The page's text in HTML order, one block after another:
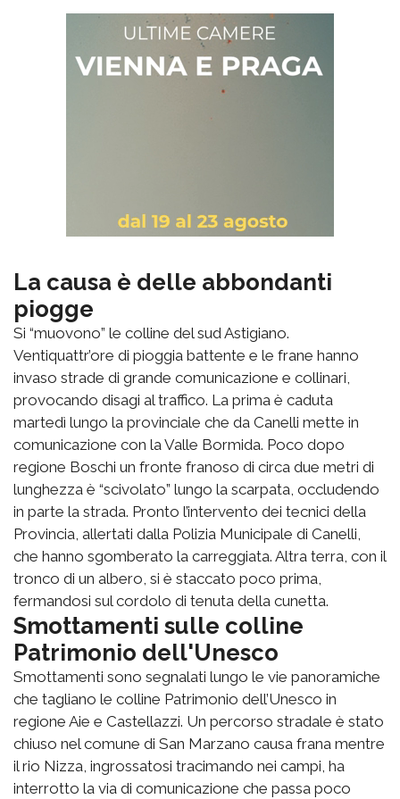
La causa è delle abbondanti
piogge
Si “muovono” le colline del sud Astigiano.
Ventiquattr’ore di pioggia battente e le frane hanno
invaso strade di grande comunicazione e collinari,
provocando disagi al traffico. La prima è caduta
martedì lungo la provinciale che da Canelli mette in
comunicazione con la Valle Bormida. Poco dopo
regione Boschi un fronte franoso di circa due metri di
lunghezza è “scivolato” lungo la scarpata, occludendo
in parte la strada. Pronto l’intervento dei tecnici della
Provincia, allertati dalla Polizia Municipale di Canelli,
che hanno sgomberato la carreggiata. Altra terra, con il
tronco di un albero, si è staccato poco prima,
fermandosi sul cordolo di tenuta della cunetta.
Smottamenti sulle colline
Patrimonio dell'Unesco
Smottamenti sono segnalati lungo le vie panoramiche
che tagliano le colline Patrimonio dell’Unesco in
regione Aie e Castellazzi. Un percorso stradale è stato
chiuso nel comune di San Marzano causa frana mentre
il rio Nizza, ingrossatosi tracimando nei campi, ha
interrotto la via di comunicazione che passa poco